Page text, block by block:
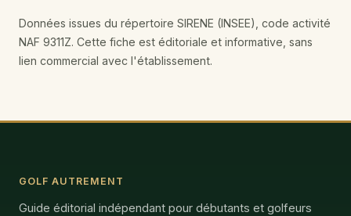
Données issues du répertoire SIRENE (INSEE), code activité
NAF 9311Z. Cette fiche est éditoriale et informative, sans
lien commercial avec l'établissement.
GOLF AUTREMENT
Guide éditorial indépendant pour débutants et golfeurs